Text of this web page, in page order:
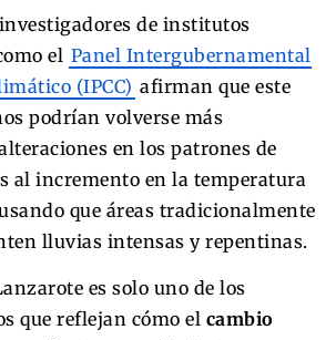
de institutos
el Panel Intergubernamental
(IPCC) afirman que este
podrían volverse más
en los patrones de
al incremento en la temperatura
que áreas tradicionalmente
lluvias intensas y repentinas.
es solo uno de los
que reflejan cómo el cambio